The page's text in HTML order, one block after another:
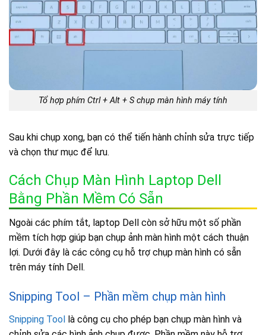
Tổ hợp phím Ctrl + Alt + S chụp màn hình máy tính
Sau khi chụp xong, bạn có thể tiến hành chỉnh sửa trực tiếp
và chọn thư mục để lưu.
Cách Chụp Màn Hình Laptop Dell
Bằng Phần Mềm Có Sẵn
Ngoài các phím tắt, laptop Dell còn sở hữu một số phần
mềm tích hợp giúp bạn chụp ảnh màn hình một cách thuận
lợi. Dưới đây là các công cụ hỗ trợ chụp màn hình có sẵn
trên máy tính Dell.
Snipping Tool – Phần mềm chụp màn hình
Snipping Tool là công cụ cho phép bạn chụp màn hình và